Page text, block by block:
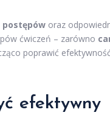
postępów oraz
ćwiczeń – zarówno
poprawić
efektywny